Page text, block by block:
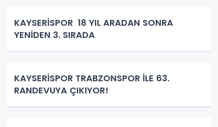
KAYSERİSPOR 18 YIL ARADAN SONRA
YENİDEN 3. SIRADA
KAYSERİSPOR TRABZONSPOR İLE 63.
RANDEVUYA ÇIKIYOR!